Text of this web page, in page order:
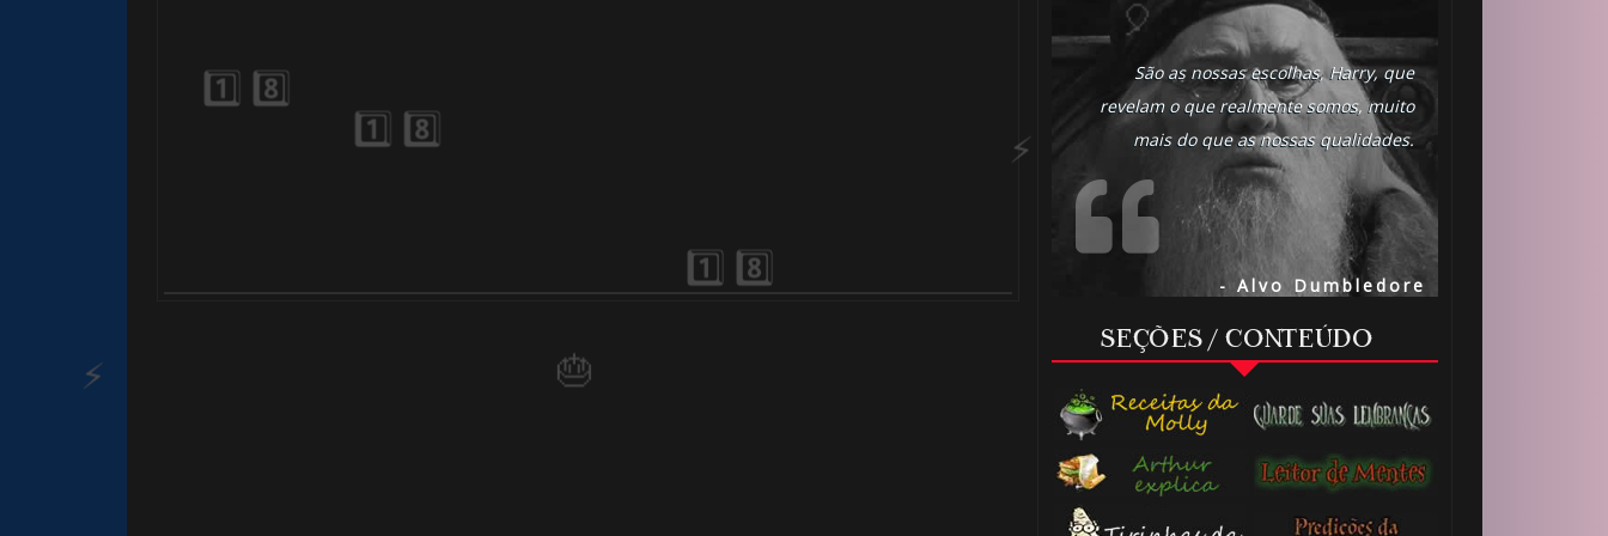
São as nossas escolhas, Harry, que
revelam o que realmente somos, muito
mais do que as nossas qualidades.
- Alvo Dumbledore
SEÇÕES / CONTEÚDO